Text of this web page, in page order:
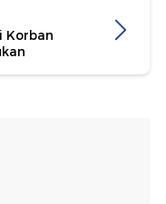
Korban